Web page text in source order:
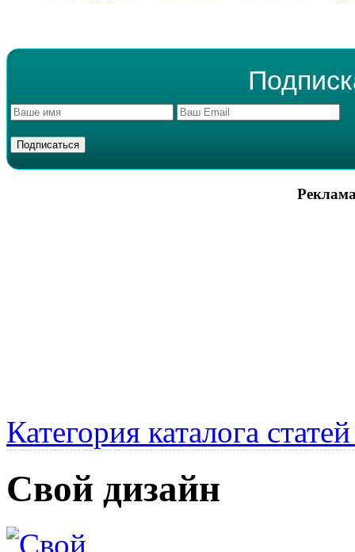
Категория каталога
Cвой дизайн